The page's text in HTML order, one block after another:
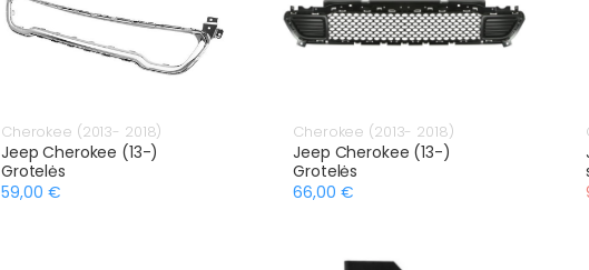
Cherokee (2013- 2018)
Jeep Cherokee (13-)
Grotelės
59,00 €
Cherokee (2013- 2018)
Jeep Cherokee (13-)
Grotelės
66,00 €